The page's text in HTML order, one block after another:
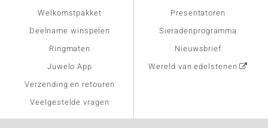
Welkomstpakket
Deelname winspelen
Ringmaten
Juwelo App
Verzending en retouren
Veelgestelde vragen
Presentatoren
Sieradenprogramma
Nieuwsbrief
Wereld van edelstenen